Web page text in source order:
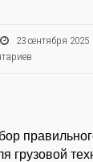
23 сентября
грузовой